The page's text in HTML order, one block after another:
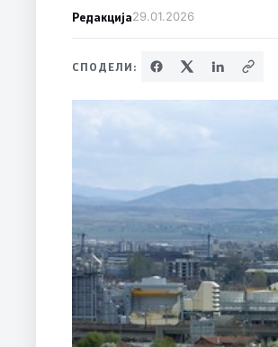
Редакција29.01.2026
СПОДЕЛИ: